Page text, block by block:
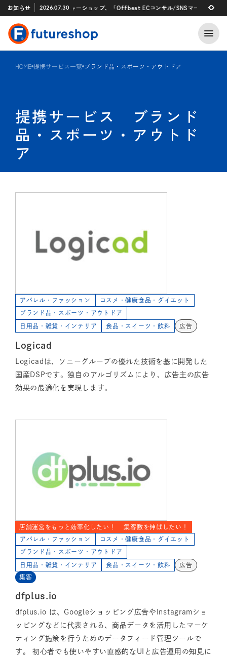
お知らせ
アプリ 「STAFF START」とのタグ連携を開始
2026.07.30
フューチャーショップ、「Offbeat ECコンサル/SNSマーケティング支援」
2026.07.29
HOME 提携サービス一覧 ブランド品・スポーツ・アウトドア
提携サービス ブランド
品・スポーツ・アウトド
ア
アパレル・ファッション コスメ・健康食品・ダイエット
ブランド品・スポーツ・アウトドア
日用品・雑貨・インテリア 食品・スイーツ・飲料 広告
Logicad
Logicadは、ソニーグループの優れた技術を基に開発した
国産DSPです。独自のアルゴリズムにより、広告主の広告
効果の最適化を実現します。
店舗運営をもっと効率化したい！ 集客数を伸ばしたい！
アパレル・ファッション コスメ・健康食品・ダイエット
ブランド品・スポーツ・アウトドア
日用品・雑貨・インテリア 食品・スイーツ・飲料 広告
集客
dfplus.io
dfplus.io は、Googleショッピング広告やInstagramショ
ッピングなどに代表される、商品データを活用したマーケ
ティング施策を行うためのデータフィード管理ツールで
す。 初心者でも使いやすい直感的なUIと広告運用の知見に